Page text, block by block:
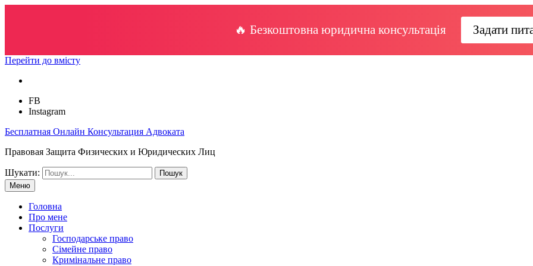
🔥 Безкоштовна юридична консультація Задати
Перейти до вмісту
FB
Instagram
Бесплатная Онлайн Консультация Адвоката
Правовая Защита Физических и Юридических Лиц
Шукати:
Меню
Головна
Про мене
Послуги
Господарське право
Сімейне право
Кримінальне право